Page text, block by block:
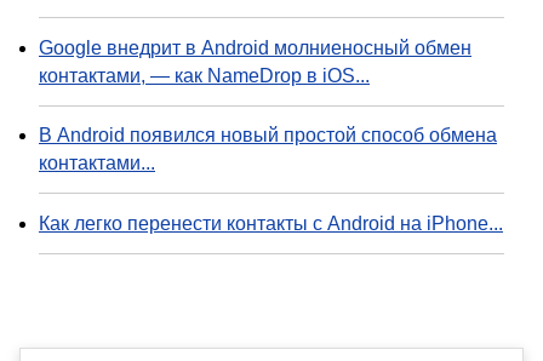
Google внедрит в Android молниеносный обмен
контактами, — как NameDrop в iOS...
В Android появился новый простой способ обмена
контактами...
Как легко перенести контакты с Android на iPhone...